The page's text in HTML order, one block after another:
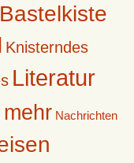
Knisterndes
Literatur
Nachrichten